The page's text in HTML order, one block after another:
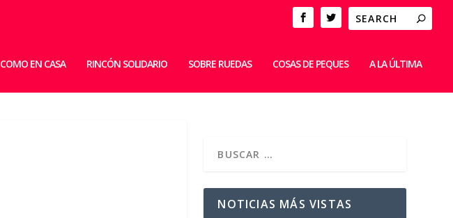
COMO EN CASA RINCÓN SOLIDARIO SOBRE RUEDAS COSAS DE PEQUES A LA ÚLTIMA
NOTICIAS MÁS VISTAS